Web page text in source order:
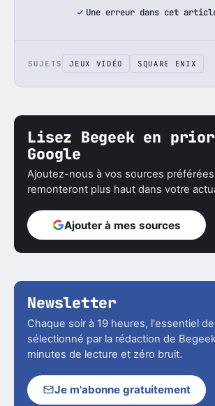
Une erreur dans cet
SUJETS JEUX VIDÉO SQUARE ENIX
Lisez Begeek en
Google
Ajoutez-nous à vos sources
remonteront plus haut dans votre
Ajouter à mes sources
Newsletter
Chaque soir à 19 heures, l'essentiel
sélectionné par la rédaction de
minutes de lecture et zéro bruit.
Je m'abonne gratuitement